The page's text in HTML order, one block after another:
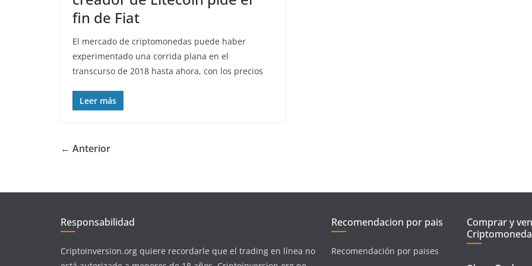
fin de Fiat
El mercado de criptomonedas puede haber
experimentado una corrida plana en el
transcurso de 2018 hasta ahora, con los precios
Leer más
← Anterior
Responsabilidad
Criptoinversion.org quiere recordarle que el trading en línea no
Recomendacion por pais
Recomendación por paises
Comprar y